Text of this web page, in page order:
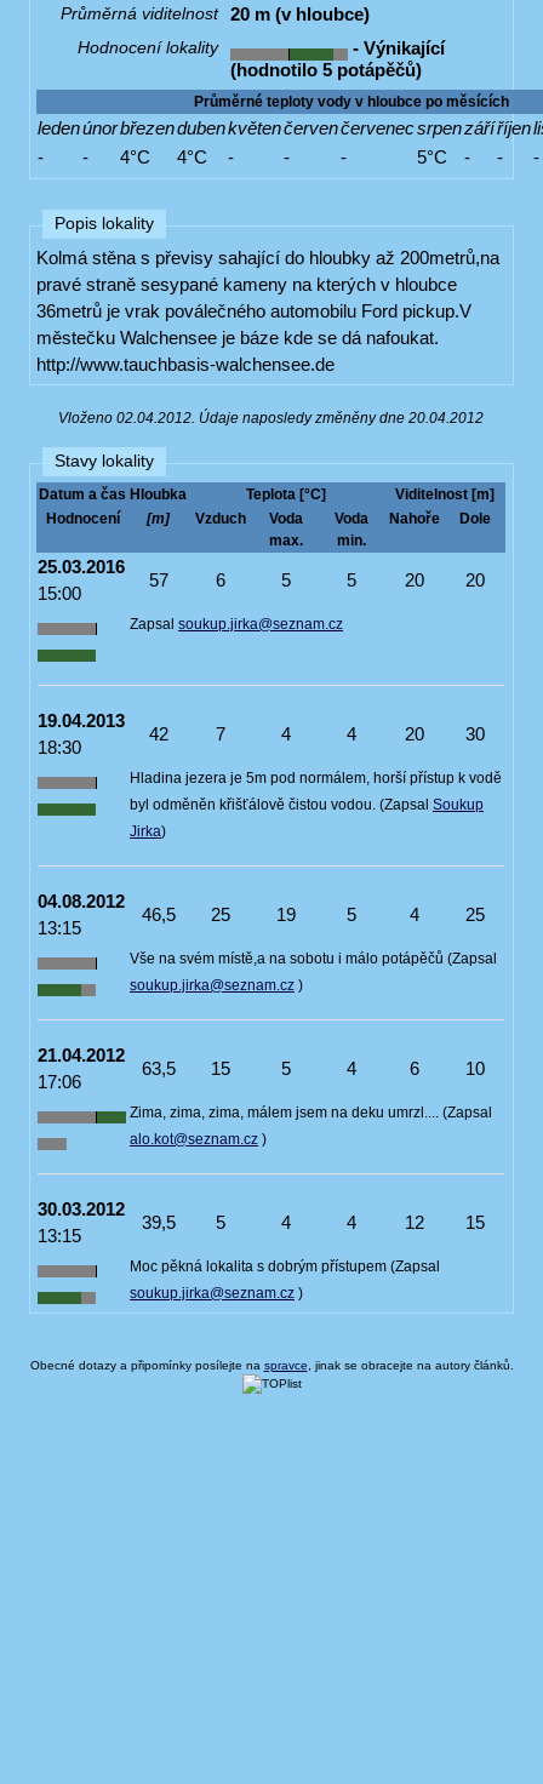
Průměrná viditelnost
20 m (v hloubce)
Hodnocení lokality
- Výnikající
(hodnotilo 5 potápěčů)
Průměrné teploty vody v hloubce po měsících
ledenúnorbřezendubenkvětenčervenčervenecsrpenzáříříjen
-
- 4°C 4°C - - - 5°C - - -
Popis lokality
Kolmá stěna s převisy sahající do hloubky až 200metrů,na
pravé straně sesypané kameny na kterých v hloubce
36metrů je vrak poválečného automobilu Ford pickup.V
městečku Walchensee je báze kde se dá nafoukat.
http://www.tauchbasis-walchensee.de
Vloženo 02.04.2012. Údaje naposledy změněny dne 20.04.2012
Stavy lokality
Datum a čas Hloubka Teplota [°C]
Viditelnost [m]
Hodnocení
[m] Vzduch
Voda
max.
Voda
min.
Nahoře Dole
25.03.2016
15:00
57 6 5 5 20 20
Zapsal soukup.jirka@seznam.cz
19.04.2013
18:30
42 7 4 4 20 30
Hladina jezera je 5m pod normálem, horší přístup k vodě
byl odměněn křišťálově čistou vodou. (Zapsal Soukup
Jirka)
04.08.2012
13:15
46,5 25 19 5 4 25
Vše na svém místě,a na sobotu i málo potápěčů (Zapsal
soukup.jirka@seznam.cz )
21.04.2012
17:06
63,5 15 5 4 6 10
Zima, zima, zima, málem jsem na deku umrzl.... (Zapsal
alo.kot@seznam.cz )
30.03.2012
13:15
39,5 5 4 4 12 15
Moc pěkná lokalita s dobrým přístupem (Zapsal
soukup.jirka@seznam.cz )
Obecné dotazy a připomínky posílejte na spravce , jinak se obracejte na autory článků.